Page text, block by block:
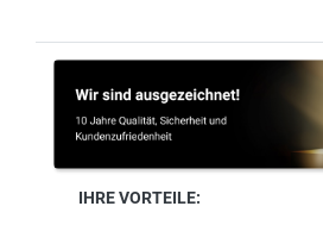
IHRE VORTEILE: